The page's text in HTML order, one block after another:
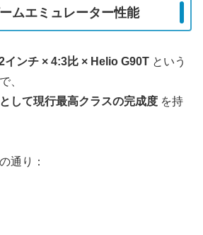
ムエミュレーター性能
インチ × 4:3比 × Helio G90T という
、
して現行最高クラスの完成度 を持
通り：